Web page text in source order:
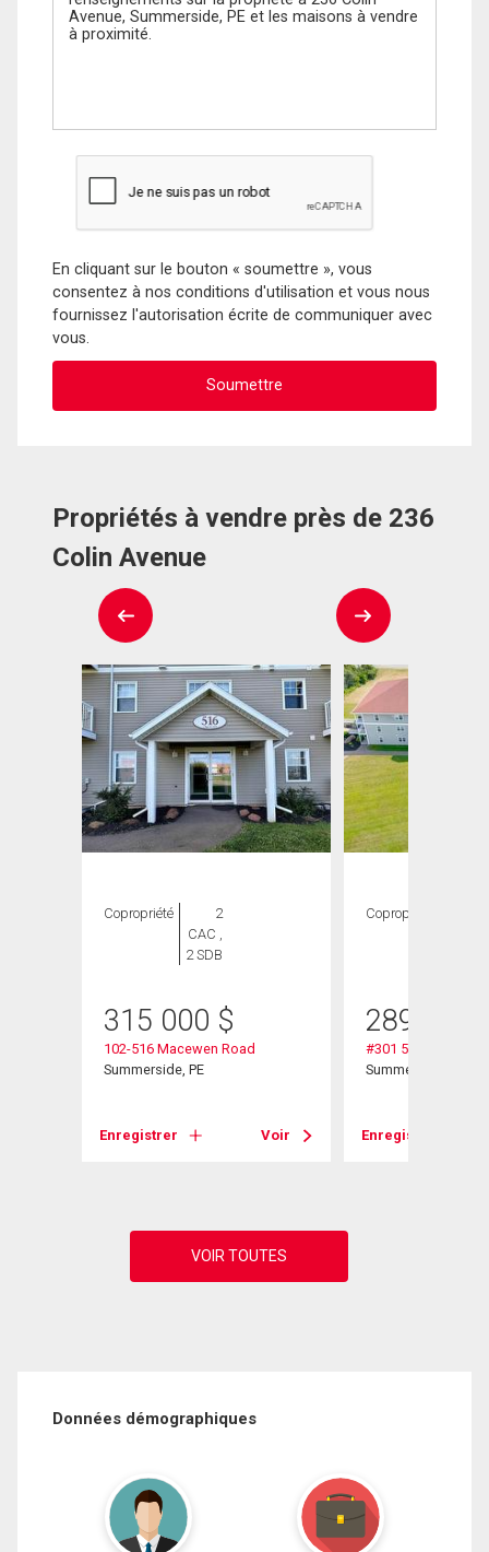
En cliquant sur le bouton « soumettre », vous
consentez à nos conditions d'utilisation et vous nous
fournissez l'autorisation écrite de communiquer avec
vous.
Propriétés à vendre près de 236
Colin Avenue
Copropriété
2
CAC ,
2 SDB
315 000 $
102-516 Macewen Road
Summerside, PE
Enregistrer Voir
Copropriété
289 900
#301 516
Summerside, PE
Enregistrer
Données démographiques